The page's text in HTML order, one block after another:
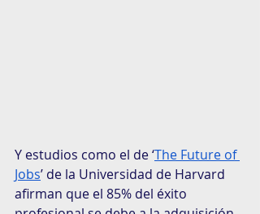
Y estudios como el de ‘The Future of
Jobs’ de la Universidad de Harvard
afirman que el 85% del éxito